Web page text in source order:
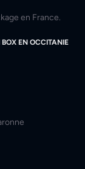
en France.
EN OCCITANIE